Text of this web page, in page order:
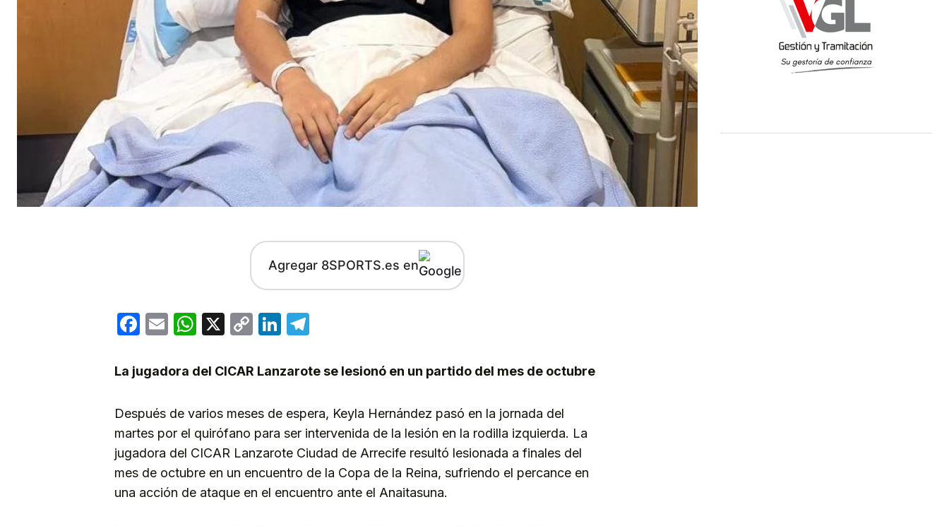
Agregar 8SPORTS.es en
Facebook
EmailWhatsApp
X
CopyLinkedIn
La jugadora del CICAR Lanzarote se lesionó en un partido del mes de octubre
Después de varios meses de espera, Keyla Hernández pasó en la jornada del
martes por el quirófano para ser intervenida de la lesión en la rodilla izquierda. La
jugadora del CICAR Lanzarote Ciudad de Arrecife resultó lesionada a finales del
mes de octubre en un encuentro de la Copa de la Reina, sufriendo el percance en
una acción de ataque en el encuentro ante el Anaitasuna.